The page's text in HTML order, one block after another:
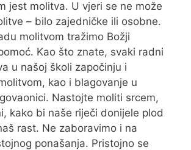
jest molitva. U vjeri se ne može
– bilo zajedničke ili osobne.
molitvom tražimo Božji
Kao što znate, svaki radni
u našoj školi započinju i
kao i blagovanje u
Nastojte moliti srcem,
kako bi naše riječi donijele plod
rast. Ne zaboravimo i na
ponašanja. Pristojno se